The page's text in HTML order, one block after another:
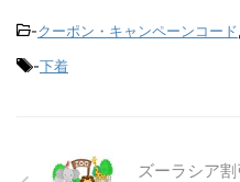
-クーポン・キャンペーンコード,
-下着
ズーラシア